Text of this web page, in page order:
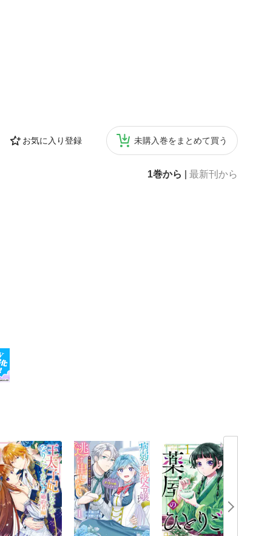
お気に入り登録 未購入巻をまとめて買う
1巻から 最新刊から